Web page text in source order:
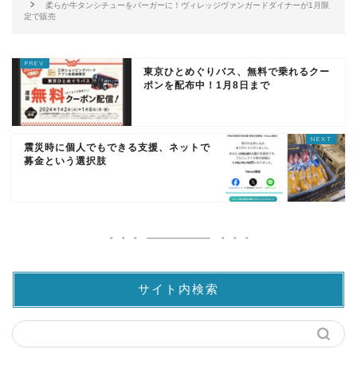
柔らか牛タンシチューをバーガーに！ヴィレッジヴァンガードダイナーが1月限
定で販売
東京ひとめぐりバス、無料で乗れるクー
ポンを配布中！1月8日まで
震災時に個人でもできる支援、ネットで
募金という選択肢
サイト内検索